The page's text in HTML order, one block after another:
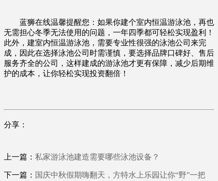
蓝狮在线温馨提醒您：如果你建个室内恒温游泳池，再也
无需担心冬季无法使用的问题，一年四季都可轻松实现盈利！
此外，建室内恒温游泳池，需要专业性很强的泳池公司来完
成，因此在选择泳池公司时需谨慎，要选择品牌口碑好、售后
服务齐全的公司，这样建成的游泳池才更有保障，减少后期维
护的成本，让你轻松实现投资翻倍！
分享：
上一篇： 私家游泳池建造需要哪些泳池设备？
下一篇： 国庆中秋假期嗨翻天，方特水上乐园让你“野”一把